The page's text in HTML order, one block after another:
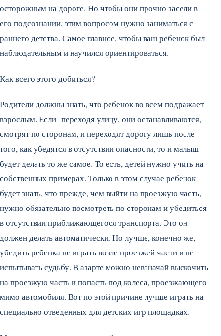
осторожным на дороге. Но чтобы они прочно засели в
его подсознании, этим вопросом нужно заниматься с
раннего детства. Самое главное, чтобы ваш ребенок был
наблюдательным и научился ориентироваться.
Как всего этого добиться?
Родители должны знать, что ребенок во всем подражает
взрослым. Если переходя улицу, они останавливаются,
смотрят по сторонам, и переходят дорогу лишь после
того, как убедятся в отсутствии опасности, то и малыш
будет делать то же самое. То есть, детей нужно учить на
собственных примерах. Только в этом случае ребенок
будет знать, что прежде, чем выйти на проезжую часть,
нужно обязательно посмотреть по сторонам и убедиться
в отсутствии приближающегося транспорта. Это он
должен делать автоматически. Но лучше, конечно же,
убедить ребенка не играть возле проезжей части и не
испытывать судьбу. В азарте можно невзначай выскочить
на проезжую часть и попасть под колеса, проезжающего
мимо автомобиля. Вот по этой причине лучше играть на
специально отведенных для детских игр площадках.